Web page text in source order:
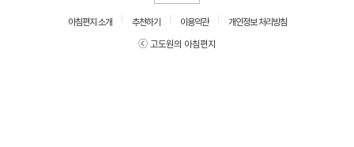
아침편지 소개 추천하기 이용약관
개인정보 처리방침
ⓒ 고도원의 아침편지